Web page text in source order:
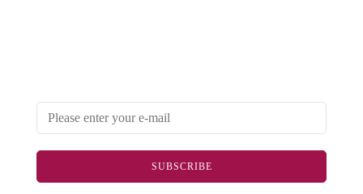
SUBSCRIBE